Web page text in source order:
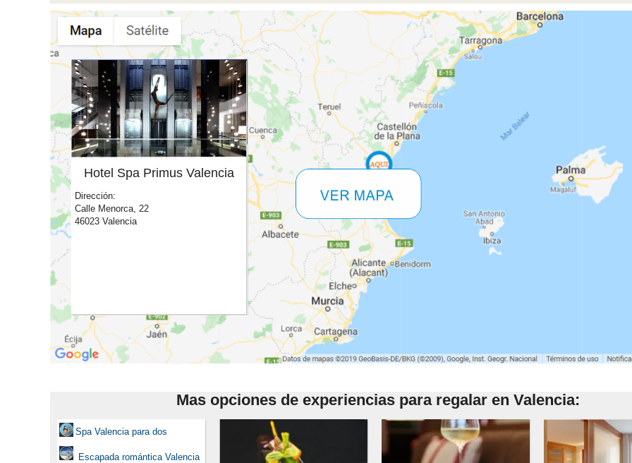
Hotel Spa Primus Valencia
Dirección:
Calle Menorca, 22
46023 Valencia
Mas opciones de experiencias para regalar en Valencia:
Spa Valencia para dos
Escapada romántica Valencia